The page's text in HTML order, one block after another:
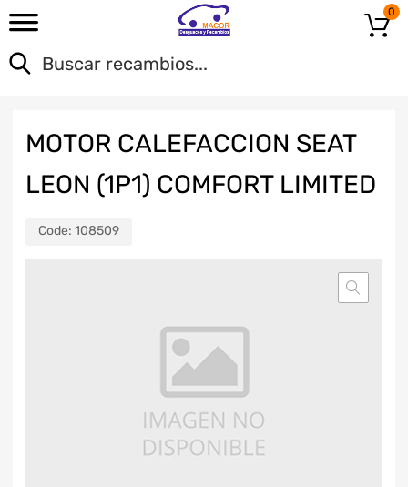
0
MOTOR CALEFACCION SEAT
LEON (1P1) COMFORT LIMITED
Code: 108509